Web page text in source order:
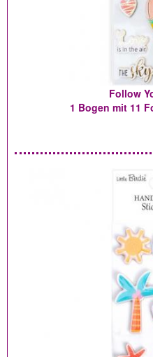
Follow
1 Bogen mit 11